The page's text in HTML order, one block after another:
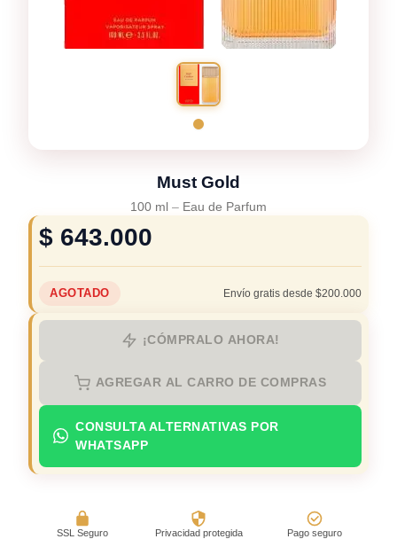
Must Gold
100 ml – Eau de Parfum
$ 643.000
AGOTADO Envío gratis desde $200.000
¡CÓMPRALO AHORA!
AGREGAR AL CARRO DE COMPRAS
CONSULTA ALTERNATIVAS POR
WHATSAPP
SSL Seguro Privacidad protegida Pago seguro